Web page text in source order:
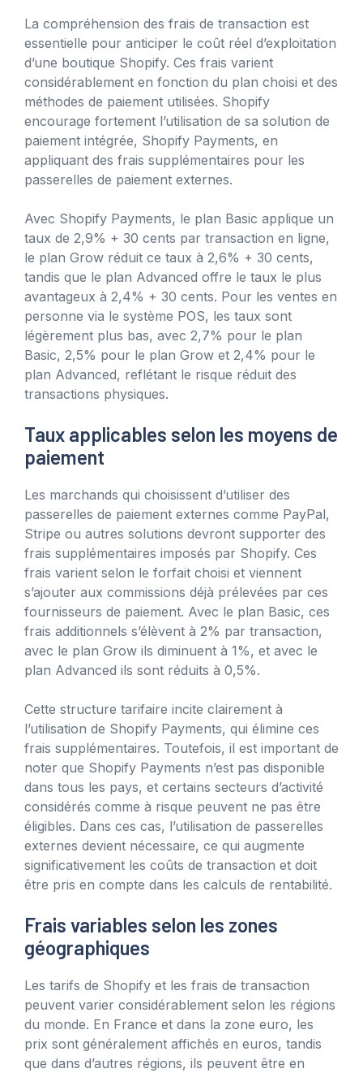
La compréhension des frais de transaction est
essentielle pour anticiper le coût réel d’exploitation
d’une boutique Shopify. Ces frais varient
considérablement en fonction du plan choisi et des
méthodes de paiement utilisées. Shopify
encourage fortement l’utilisation de sa solution de
paiement intégrée, Shopify Payments, en
appliquant des frais supplémentaires pour les
passerelles de paiement externes.
Avec Shopify Payments, le plan Basic applique un
taux de 2,9% + 30 cents par transaction en ligne,
le plan Grow réduit ce taux à 2,6% + 30 cents,
tandis que le plan Advanced offre le taux le plus
avantageux à 2,4% + 30 cents. Pour les ventes en
personne via le système POS, les taux sont
légèrement plus bas, avec 2,7% pour le plan
Basic, 2,5% pour le plan Grow et 2,4% pour le
plan Advanced, reflétant le risque réduit des
transactions physiques.
Taux applicables selon les moyens de
paiement
Les marchands qui choisissent d’utiliser des
passerelles de paiement externes comme PayPal,
Stripe ou autres solutions devront supporter des
frais supplémentaires imposés par Shopify. Ces
frais varient selon le forfait choisi et viennent
s’ajouter aux commissions déjà prélevées par ces
fournisseurs de paiement. Avec le plan Basic, ces
frais additionnels s’élèvent à 2% par transaction,
avec le plan Grow ils diminuent à 1%, et avec le
plan Advanced ils sont réduits à 0,5%.
Cette structure tarifaire incite clairement à
l’utilisation de Shopify Payments, qui élimine ces
frais supplémentaires. Toutefois, il est important de
noter que Shopify Payments n’est pas disponible
dans tous les pays, et certains secteurs d’activité
considérés comme à risque peuvent ne pas être
éligibles. Dans ces cas, l’utilisation de passerelles
externes devient nécessaire, ce qui augmente
significativement les coûts de transaction et doit
être pris en compte dans les calculs de rentabilité.
Frais variables selon les zones
géographiques
Les tarifs de Shopify et les frais de transaction
peuvent varier considérablement selon les régions
du monde. En France et dans la zone euro, les
prix sont généralement affichés en euros, tandis
que dans d’autres régions, ils peuvent être en